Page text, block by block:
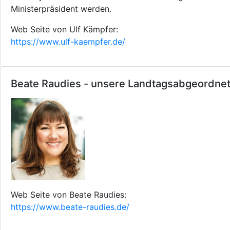
Ministerpräsident werden.
Web Seite von Ulf Kämpfer:
https://www.ulf-kaempfer.de/
Beate Raudies - unsere
Web Seite von Beate Raudies:
https://www.beate-raudies.de/